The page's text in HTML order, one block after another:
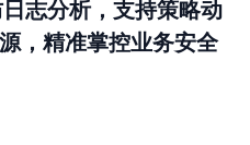
志分析，支持策略动
，精准掌控业务安全